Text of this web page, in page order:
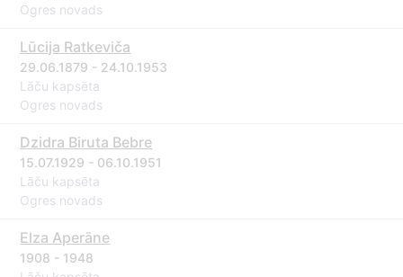
Ogres novads
Lūcija Ratkeviča
29.06.1879 - 24.10.1953
Lāču kapsēta
Ogres novads
Dzidra Biruta Bebre
15.07.1929 - 06.10.1951
Lāču kapsēta
Ogres novads
Elza Aperāne
1908 - 1948